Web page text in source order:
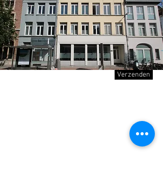
Verzenden